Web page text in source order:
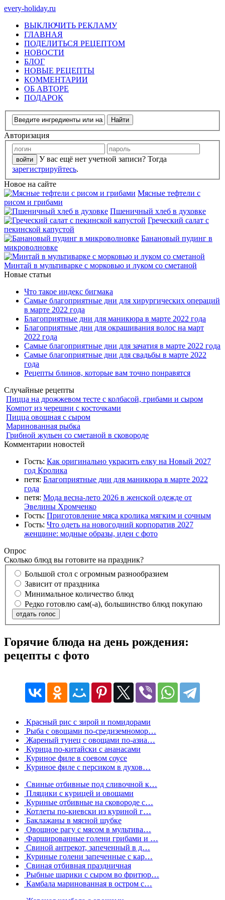
every-holiday.ru
ВЫКЛЮЧИТЬ РЕКЛАМУ
ГЛАВНАЯ
ПОДЕЛИТЬСЯ РЕЦЕПТОМ
НОВОСТИ
БЛОГ
НОВЫЕ РЕЦЕПТЫ
КОММЕНТАРИИ
ОБ АВТОРЕ
ПОДАРОК
Авторизация
У вас ещё нет учетной записи? Тогда
зарегистрируйтесь.
Новое на сайте
Мясные тефтели с
рисом и грибами
Пшеничный хлеб в духовке
Греческий салат с
пекинской капустой
Банановый пудинг в
микроволновке
Минтай в мультиварке с морковью и луком со сметаной
Новые статьи
Что такое индекс бигмака
Самые благоприятные дни для хирургических операций
в марте 2022 года
Благоприятные дни для маникюра в марте 2022 года
Благоприятные дни для окрашивания волос на март
2022 года
Самые благоприятные дни для зачатия в марте 2022 года
Самые благоприятные дни для свадьбы в марте 2022
года
Рецепты блинов, которые вам точно понравятся
Случайные рецепты
Пицца на дрожжевом тесте с колбасой, грибами и сыром
Компот из черешни с косточками
Пицца овощная с сыром
Маринованная рыбка
Грибной жульен со сметаной в сковороде
Комментарии новостей
Гость: Как оригинально украсить елку на Новый 2027
год Кролика
петя: Благоприятные дни для маникюра в марте 2022
года
петя: Мода весна-лето 2026 в женской одежде от
Эвелины Хромченко
Гость: Приготовление мяса кролика мягким и сочным
Гость: Что одеть на новогодний корпоратив 2027
женщине: модные образы, идеи с фото
Опрос
Сколько блюд вы готовите на праздник?
Большой стол с огромным разнообразием
Зависит от праздника
Минимальное количество блюд
Редко готовлю сам(-а), большинство блюд покупаю
отдать голос
Горячие блюда на день рождения:
рецепты с фото
Красный рис с зирой и помидорами
Рыба с овощами по-средиземномор…
Жареный тунец с овощами по-азиа…
Курица по-китайски с ананасами
Куриное филе в соевом соусе
Куриное филе с персиком в духов…
Свиные отбивные под сливочной к…
Пляцики с курицей и овощами
Куриные отбивные на сковороде с…
Котлеты по-киевски из куриной г…
Баклажаны в мясной шубке
Овощное рагу с мясом в мультива…
Фаршированные голени грибами и …
Свиной антрекот, запеченный в д…
Куриные голени запеченные с кар…
Свиная отбивная праздничная
Рыбные шарики с сыром во фритюр…
Камбала маринованная в остром с…